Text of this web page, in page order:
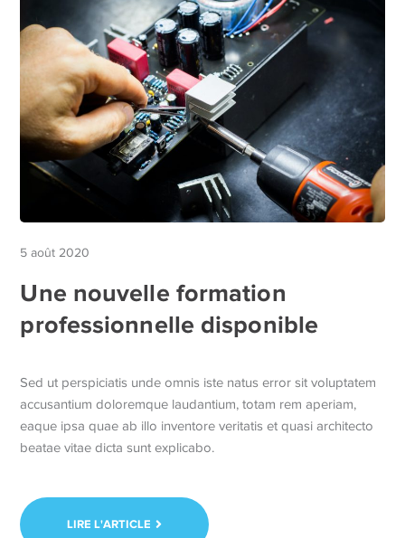
5 août 2020
Une nouvelle formation
professionnelle disponible
Sed ut perspiciatis unde omnis iste natus error sit voluptatem
accusantium doloremque laudantium, totam rem aperiam,
eaque ipsa quae ab illo inventore veritatis et quasi architecto
beatae vitae dicta sunt explicabo.
LIRE L'ARTICLE